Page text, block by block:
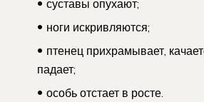
суставы опухают;
ноги искривляются;
птенец прихрамывает,
падает;
особь отстает в росте.